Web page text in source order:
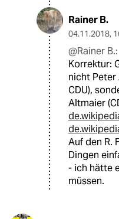
Rainer B.
04.11.2018,
@Rainer B.:
Korrektur:
nicht Peter
CDU),
Altmaier
Auf den R.
Dingen
- ich hätte
müssen.